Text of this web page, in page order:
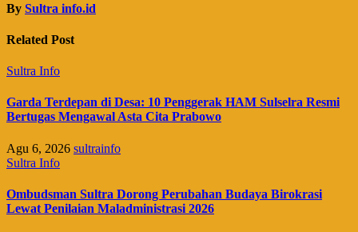
By Sultra info.id
Related Post
Sultra Info
Garda Terdepan di Desa: 10 Penggerak HAM Sulselra Resmi
Bertugas Mengawal Asta Cita Prabowo
Agu 6, 2026 sultrainfo
Sultra Info
Ombudsman Sultra Dorong Perubahan Budaya Birokrasi
Lewat Penilaian Maladministrasi 2026